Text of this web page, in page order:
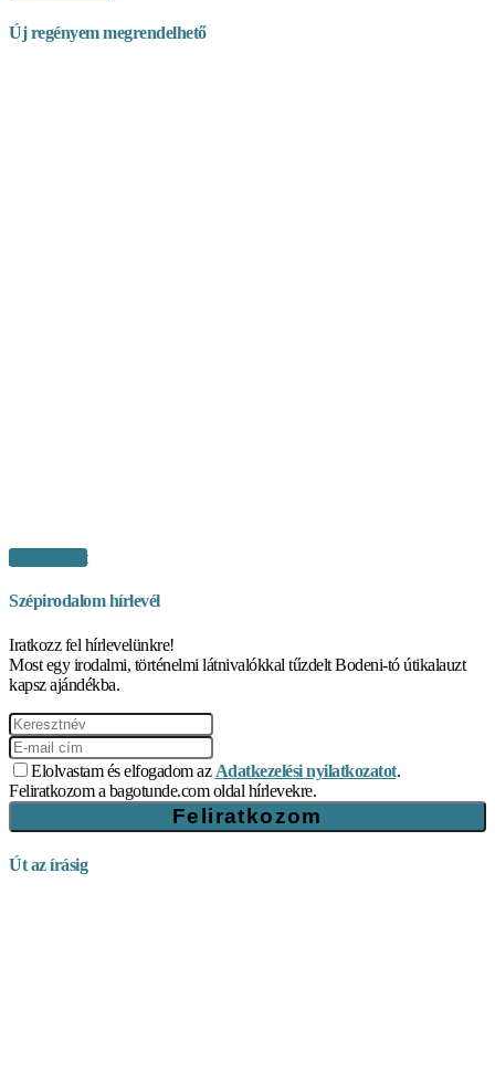
Új regényem megrendelhető
Szépirodalom hírlevél
Iratkozz fel hírlevelünkre!
Most egy irodalmi, történelmi látnivalókkal tűzdelt Bodeni-tó útikalauzt
kapsz ajándékba.
Elolvastam és elfogadom az Adatkezelési nyilatkozatot.
Feliratkozom a bagotunde.com oldal hírlevekre.
Út az írásig